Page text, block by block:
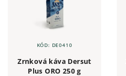
Zrnková káva Dersut
Plus ORO 250 g
KÓD: DE0410